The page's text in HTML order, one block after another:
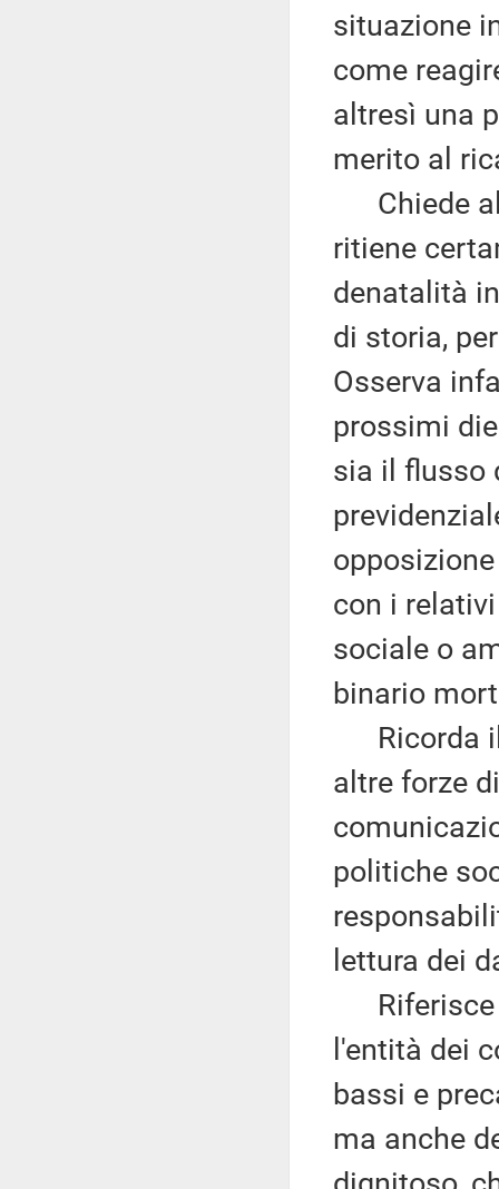
situazione
come
altresì una
merito al
Chiede
ritiene
denatalità
di storia,
Osserva
prossimi
sia il flusso
con i
sociale o
binario
Ricorda il
altre forze
politiche
lettura dei
Riferisce
l'entità dei
bassi e
ma anche